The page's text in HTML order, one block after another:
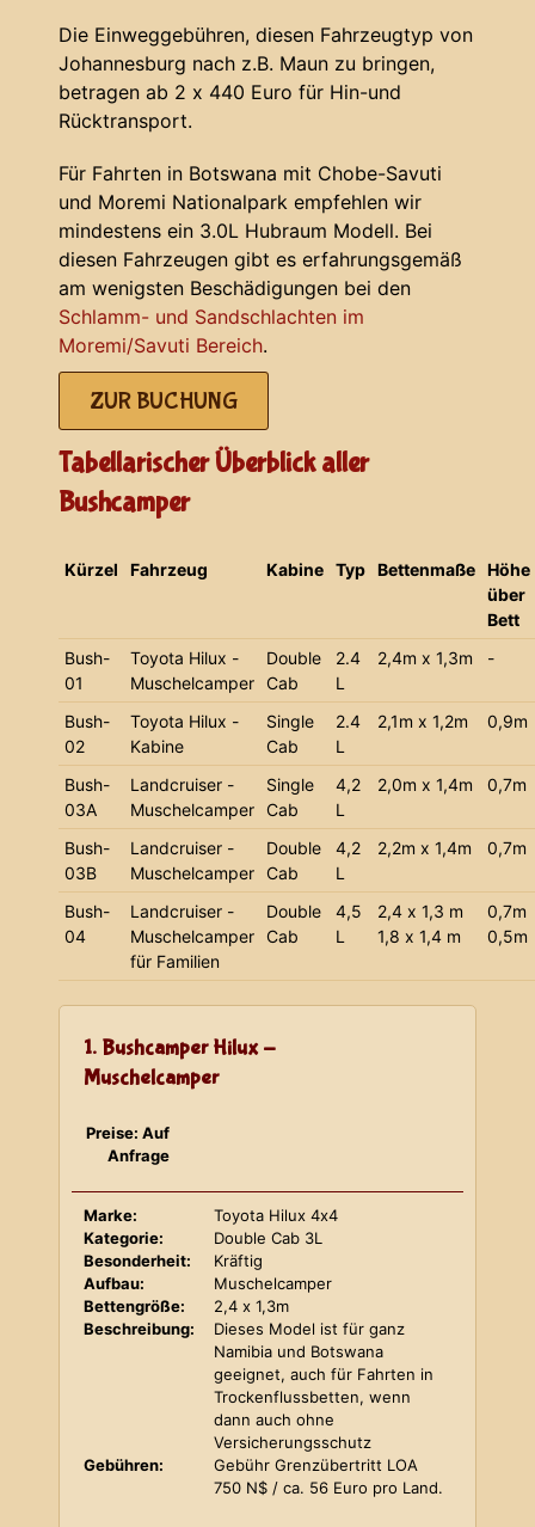
Die Einweggebühren, diesen Fahrzeugtyp von
Johannesburg nach z.B. Maun zu bringen,
betragen ab 2 x 440 Euro für Hin-und
Rücktransport.
Für Fahrten in Botswana mit Chobe-Savuti
und Moremi Nationalpark empfehlen wir
mindestens ein 3.0L Hubraum Modell. Bei
diesen Fahrzeugen gibt es erfahrungsgemäß
am wenigsten Beschädigungen bei den
Schlamm- und Sandschlachten im
Moremi/Savuti Bereich.
ZUR BUCHUNG
Tabellarischer Überblick aller
Bushcamper
Kürzel Fahrzeug Kabine Typ Bettenmaße Höhe
über
Bett
Bush-
01
Toyota Hilux -
Muschelcamper
Double
Cab
2.4
L
2,4m x 1,3m -
Bush-
02
Toyota Hilux -
Kabine
Single
Cab
2.4
L
2,1m x 1,2m 0,9m
Bush-
03A
Landcruiser -
Muschelcamper
Single
Cab
4,2
L
2,0m x 1,4m 0,7m
Bush-
03B
Landcruiser -
Muschelcamper
Double
Cab
4,2
L
2,2m x 1,4m 0,7m
Bush-
04
Landcruiser -
Muschelcamper
für Familien
Double
Cab
4,5
L
2,4 x 1,3 m
1,8 x 1,4 m
0,7m
0,5m
1. Bushcamper Hilux -
Muschelcamper
Preise: Auf
Anfrage
Marke:
Toyota Hilux 4x4
Kategorie:
Double Cab 3L
Besonderheit:
Kräftig
Aufbau:
Muschelcamper
Bettengröße:
2,4 x 1,3m
Beschreibung:
Dieses Model ist für ganz
Namibia und Botswana
geeignet, auch für Fahrten in
Trockenflussbetten, wenn
dann auch ohne
Versicherungsschutz
Gebühren:
Gebühr Grenzübertritt LOA
750 N$ / ca. 56 Euro pro Land.